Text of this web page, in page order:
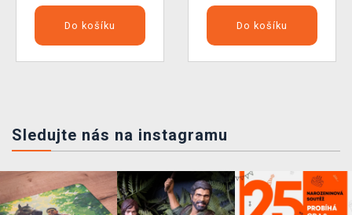
Do košíku Do košíku
Sledujte nás na instagramu